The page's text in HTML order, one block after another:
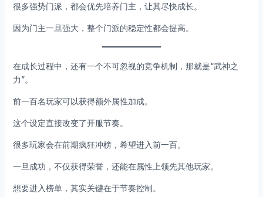
很多强势门派，都会优先培养门主，让其尽快成长。
因为门主一旦强大，整个门派的稳定性都会提高。
在成长过程中，还有一个不可忽视的竞争机制，那就是“武神之
力”。
前一百名玩家可以获得额外属性加成。
这个设定直接改变了开服节奏。
很多玩家会在前期疯狂冲榜，希望进入前一百。
一旦成功，不仅获得荣誉，还能在属性上领先其他玩家。
想要进入榜单，其实关键在于节奏控制。